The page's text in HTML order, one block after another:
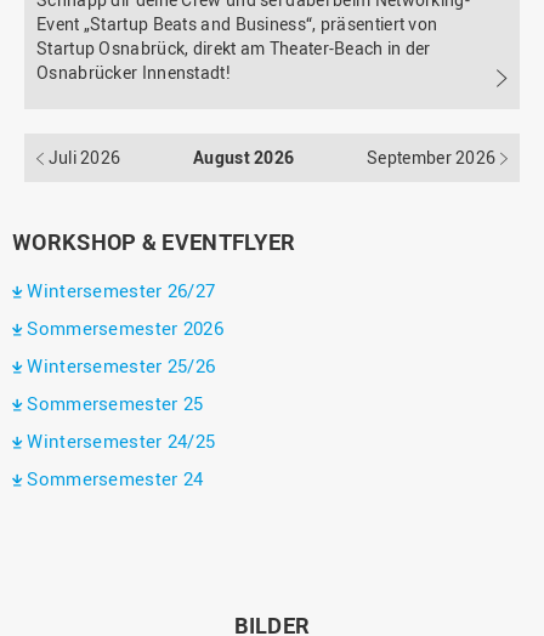
Event „Startup Beats and Business“, präsentiert von
Startup Osnabrück, direkt am Theater-Beach in der
Osnabrücker Innenstadt!
Juli 2026 August 2026 September 2026
WORKSHOP & EVENTFLYER
Wintersemester 26/27
Sommersemester 2026
Wintersemester 25/26
Sommersemester 25
Wintersemester 24/25
Sommersemester 24
BILDER